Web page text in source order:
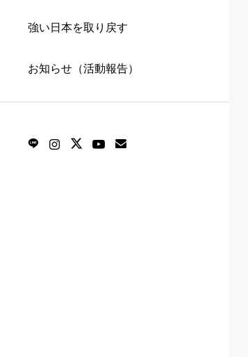
強い日本を取り戻す
お知らせ（活動報告）